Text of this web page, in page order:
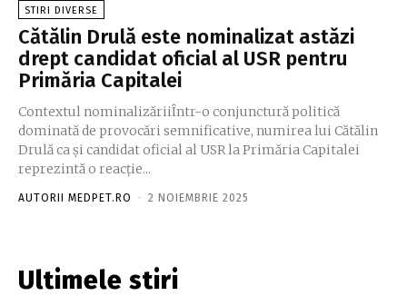
STIRI DIVERSE
Cătălin Drulă este nominalizat astăzi
drept candidat oficial al USR pentru
Primăria Capitalei
Contextul nominalizăriiÎntr-o conjunctură politică
dominată de provocări semnificative, numirea lui Cătălin
Drulă ca și candidat oficial al USR la Primăria Capitalei
reprezintă o reacție...
AUTORII MEDPET.RO - 2 NOIEMBRIE 2025
Ultimele stiri